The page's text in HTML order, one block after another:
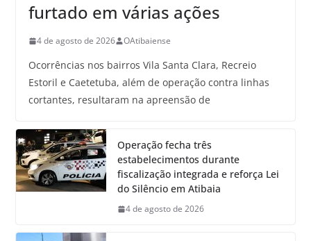
furtado em várias ações
4 de agosto de 2026 OAtibaiense
Ocorrências nos bairros Vila Santa Clara, Recreio
Estoril e Caetetuba, além de operação contra linhas
cortantes, resultaram na apreensão de
Operação fecha três
estabelecimentos durante
fiscalização integrada e reforça Lei
do Silêncio em Atibaia
4 de agosto de 2026